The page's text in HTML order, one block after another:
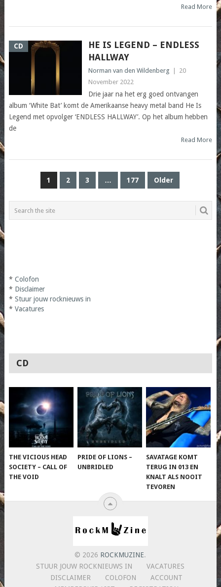
Read More
CD
HE IS LEGEND – ENDLESS
HALLWAY
Norman van den Wildenberg
20
November 2022
Drie jaar na het erg goed ontvangen
album ‘White Bat’ komt de Amerikaanse heavy metal band He Is
Legend met opvolger ‘ENDLESS HALLWAY’. Op het album hebben
de
Read More
1 2 3 … 177 Older
* Colofon
* Disclaimer
* Stuur jouw rocknieuws in
* Vacatures
CD
THE VICIOUS HEAD
SOCIETY – CALL OF
THE VOID
PRIDE OF LIONS –
UNBRIDLED
SAVATAGE KOMT
TERUG IN 013 EN
KNALT ALS NOOIT
TEVOREN
© 2026 ROCKMUZINE.
STUUR JOUW ROCKNIEUWS IN
VACATURES
DISCLAIMER
COLOFON
ACCOUNT